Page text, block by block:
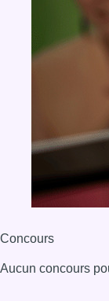
Concours
Aucun concours